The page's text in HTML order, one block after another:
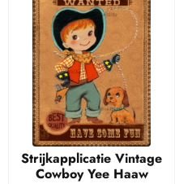
Strijkapplicatie Vintage
Cowboy Yee Haaw